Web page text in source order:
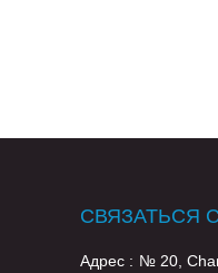
СВЯЗАТЬСЯ
Адрес : № 20,